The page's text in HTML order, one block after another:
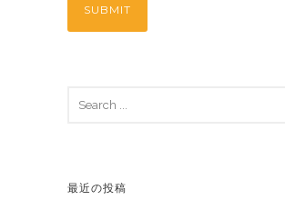
最近の投稿